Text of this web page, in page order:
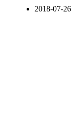
2018-07-26